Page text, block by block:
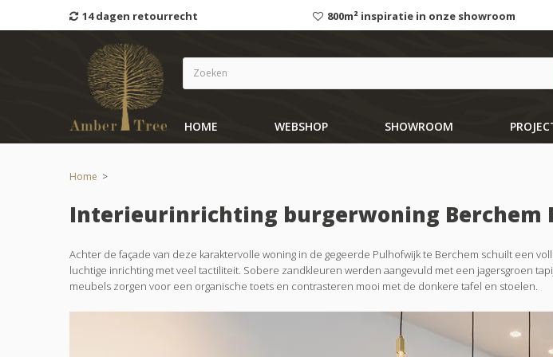
14 dagen retourrecht 800m² inspiratie in onze showroom
HOME WEBSHOP SHOWROOM
Home >
Interieurinrichting burgerwoning Berchem
Achter de façade van deze karaktervolle woning in de gegeerde Pulhofwijk te Berchem schuilt een
luchtige inrichting met veel tactiliteit. Sobere zandkleuren werden aangevuld met een jagersgroen
meubels zorgen voor een organische toets en contrasteren mooi met de donkere tafel en stoelen.